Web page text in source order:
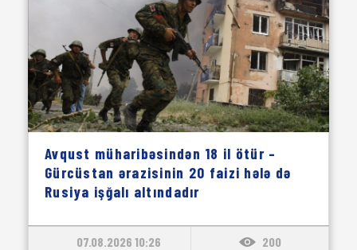
Avqust müharibəsindən 18 il ötür –
Gürcüstan ərazisinin 20 faizi hələ də
Rusiya işğalı altındadır
07.08.2026 10:26 200